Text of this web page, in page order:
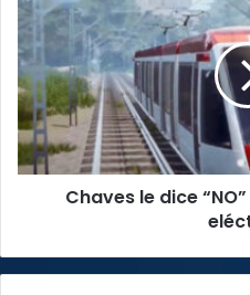
le
dice
“NO”
al
proyecto
del
tren
eléctrico
Chaves le dice